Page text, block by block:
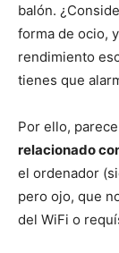
balón.
forma de ocio,
rendimiento
tienes que
Por ello,
relacionado
el ordenador
pero ojo, que
del WiFi o